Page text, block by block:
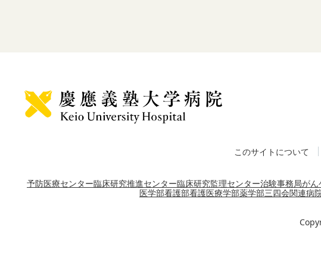
このサイトについて
予防医療センター臨床研究推進センター臨床研究監理センター治験事務局がん
医学部看護部看護医療学部薬学部三四会関連病